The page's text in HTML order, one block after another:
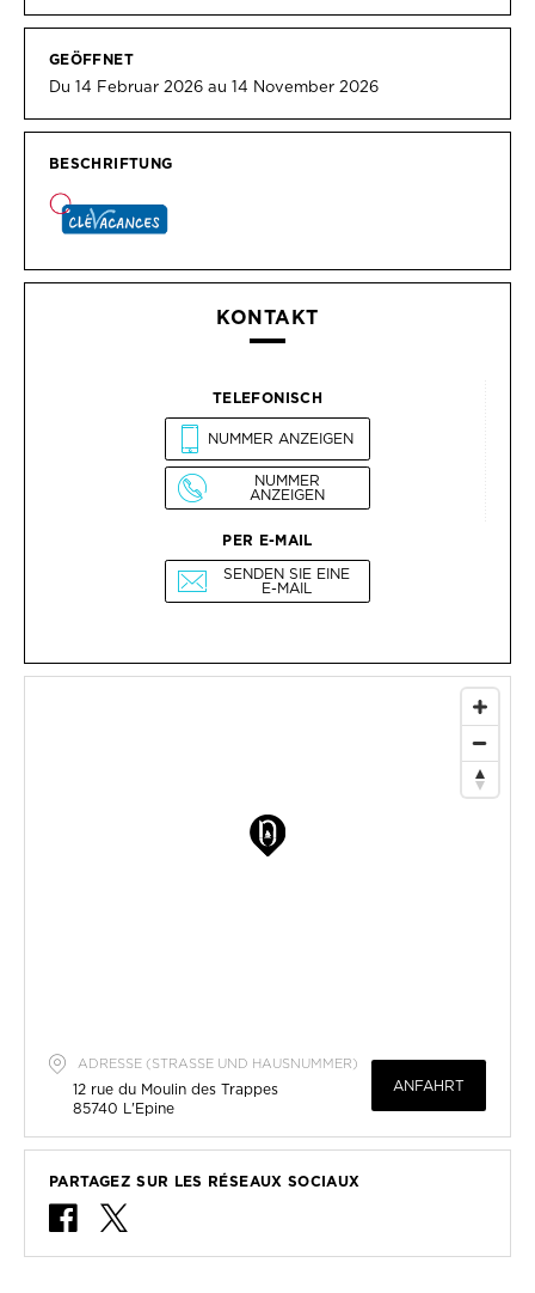
GEÖFFNET
Du 14 Februar 2026 au 14 November 2026
BESCHRIFTUNG
KONTAKT
TELEFONISCH
NUMMER ANZEIGEN
NUMMER
ANZEIGEN
PER E-MAIL
SENDEN SIE EINE
E-MAIL
ADRESSE (STRASSE UND HAUSNUMMER)
12 rue du Moulin des Trappes
85740 L'Epine
ANFAHRT
PARTAGEZ SUR LES RÉSEAUX SOCIAUX